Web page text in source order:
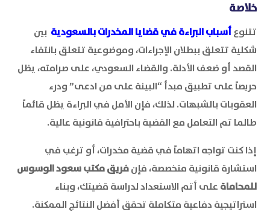
خلاصة
تتنوعأسباب البراءة في قضايا المخدرات بالسعودية بين
شكلية تتعلق ببطلان الإجراءات، وموضوعية تتعلق بانتفاء
القصد أو ضعف الأدلة. والقضاء السعودي، على صرامته، يظل
حريصاً على تطبيق مبدأ “البينة على من ادعى” ودرء
العقوبات بالشبهات. لذلك، فإن الأمل في البراءة يظل قائماً
طالما تم التعامل مع القضية باحترافية قانونية عالية.
إذا كنت تواجه اتهاماً في قضية مخدرات، أو ترغب في
استشارة قانونية متخصصة، فإنفريق مكتب سعود الوسوس
للمحاماة على أتم الاستعداد لدراسة قضيتك، وبناء
استراتيجية دفاعية متكاملة تحقق أفضل النتائج الممكنة.